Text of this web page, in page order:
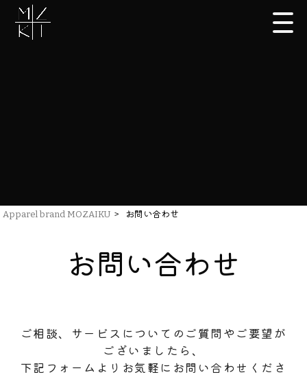
Apparel brand MOZAIKU > お問い合わせ
お問い合わせ
ご相談、サービスについてのご質問やご要望が
ございましたら、
下記フォームよりお気軽にお問い合わせくださ